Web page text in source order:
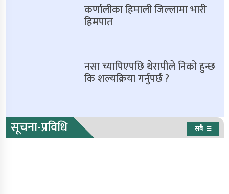
कर्णालीका हिमाली जिल्लामा भारी
हिमपात
नसा च्यापिएपछि थेरापीले निको हुन्छ
कि शल्यक्रिया गर्नुपर्छ ?
सूचना-प्रविधि सबै